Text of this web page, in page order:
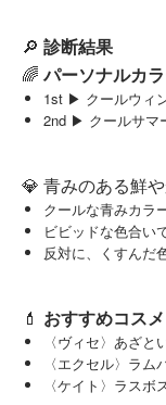
🔎 診断結果
🌈パーソナルカ
1st ▶︎ クールウィ
2nd ▶︎ クールサマ
💎 青みのある鮮
クールな青みカラ
ビビッドな色合い
反対に、くすんだ
💄 おすすめコスメ
〈ヴィセ〉あざと
〈エクセル〉ラム
〈ケイト〉ラスボ